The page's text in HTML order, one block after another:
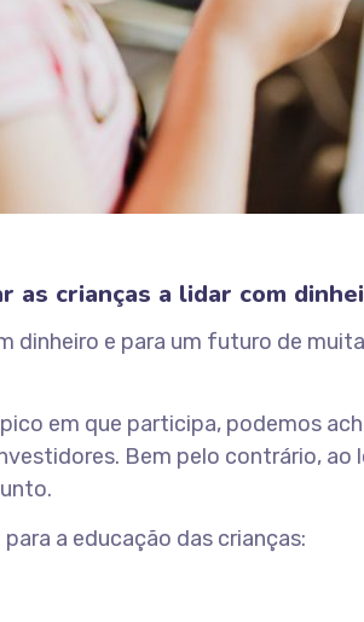
crianças a lidar com
dinheiro e para um futuro de
em que participa, podemos
Bem pelo contrário,
a educação das crianças: